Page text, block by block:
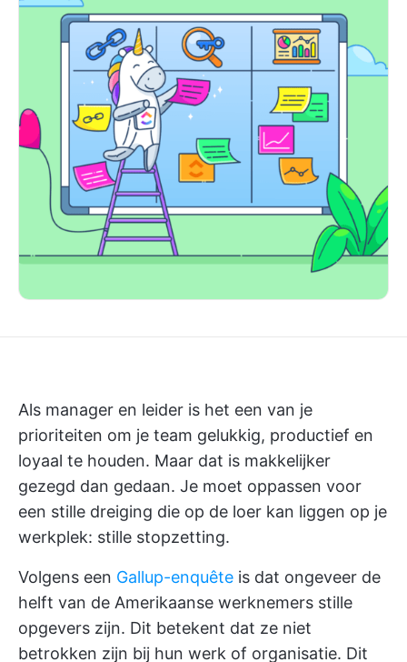
Als manager en leider is het een van je
prioriteiten om je team gelukkig, productief en
loyaal te houden. Maar dat is makkelijker
gezegd dan gedaan. Je moet oppassen voor
een stille dreiging die op de loer kan liggen op je
werkplek: stille stopzetting.
Volgens een Gallup-enquête is dat ongeveer de
helft van de Amerikaanse werknemers stille
opgevers zijn. Dit betekent dat ze niet
betrokken zijn bij hun werk of organisatie. Dit